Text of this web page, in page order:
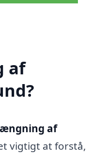
af
af
vigtigt at forstå,